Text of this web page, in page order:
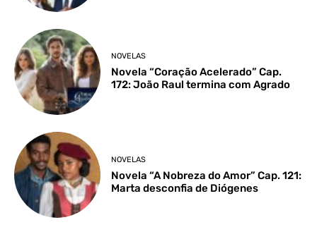
NOVELAS
Novela “Coração Acelerado” Cap.
172: João Raul termina com Agrado
NOVELAS
Novela “A Nobreza do Amor” Cap. 121:
Marta desconfia de Diógenes